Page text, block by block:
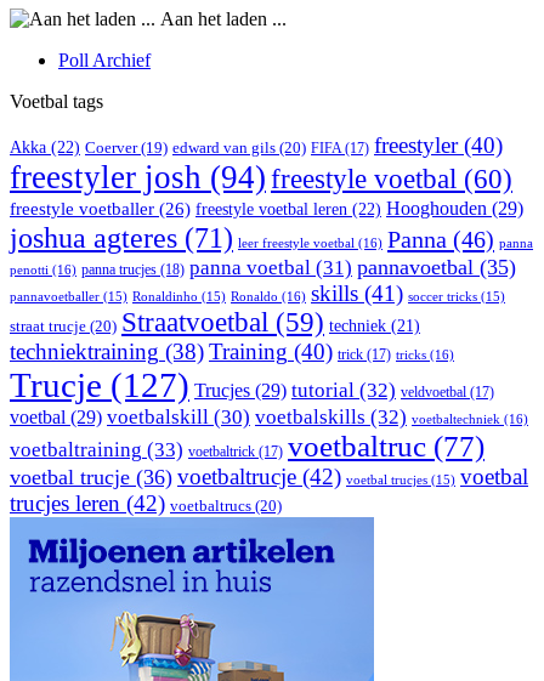
Aan het laden ...
Poll Archief
Voetbal tags
Akka (22) Coerver(19) edward van gils (20) FIFA(17) freestyler(40)
freestyler josh (94) freestyle voetbal (60)
freestyle voetballer (26) freestyle voetbal leren (22) Hooghouden (29)
joshua agteres (71) leer freestyle voetbal (16) Panna (46) panna
penotti (16) panna trucjes (18) panna voetbal (31) pannavoetbal (35)
pannavoetballer (15) Ronaldinho (15) Ronaldo (16) skills (41) soccer tricks (15)
straat trucje (20) Straatvoetbal (59) techniek (21)
techniektraining (38)Training (40) trick (17) tricks (16)
Trucje (127) Trucjes (29) tutorial (32) veldvoetbal (17)
voetbal (29) voetbalskill (30) voetbalskills (32) voetbaltechniek (16)
voetbaltraining (33) voetbaltrick (17) voetbaltruc (77)
voetbal trucje (36) voetbaltrucje (42) voetbal trucjes (15) voetbal
trucjes leren (42) voetbaltrucs (20)